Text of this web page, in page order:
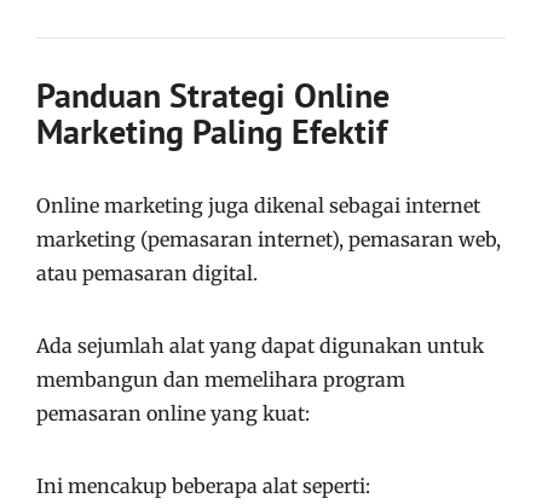
Panduan Strategi Online
Marketing Paling Efektif
Online marketing juga dikenal sebagai internet
marketing (pemasaran internet), pemasaran web,
atau pemasaran digital.
Ada sejumlah alat yang dapat digunakan untuk
membangun dan memelihara program
pemasaran online yang kuat:
Ini mencakup beberapa alat seperti: